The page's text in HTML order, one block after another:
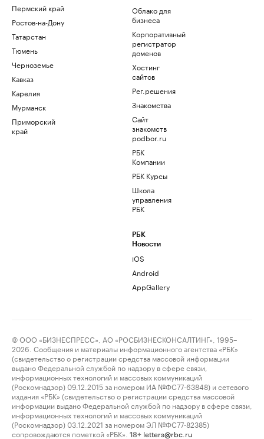
Пермский край
Ростов-на-Дону
Татарстан
Тюмень
Черноземье
Кавказ
Карелия
Мурманск
Приморский
край
Облако для
бизнеса
Корпоративный
регистратор
доменов
Хостинг
сайтов
Рег.решения
Знакомства
Сайт
знакомств
podbor.ru
РБК
Компании
РБК Курсы
Школа
управления
РБК
РБК
Новости
iOS
Android
AppGallery
© ООО «БИЗНЕСПРЕСС», АО «РОСБИЗНЕСКОНСАЛТИНГ», 1995–
2026. Сообщения и материалы информационного агентства «РБК»
(свидетельство о регистрации средства массовой информации
выдано Федеральной службой по надзору в сфере связи,
информационных технологий и массовых коммуникаций
(Роскомнадзор) 09.12.2015 за номером ИА №ФС77-63848) и сетевого
издания «РБК» (свидетельство о регистрации средства массовой
информации выдано Федеральной службой по надзору в сфере связи,
информационных технологий и массовых коммуникаций
(Роскомнадзор) 03.12.2021 за номером ЭЛ №ФС77-82385)
сопровождаются пометкой «РБК».
18+ letters@rbc.ru